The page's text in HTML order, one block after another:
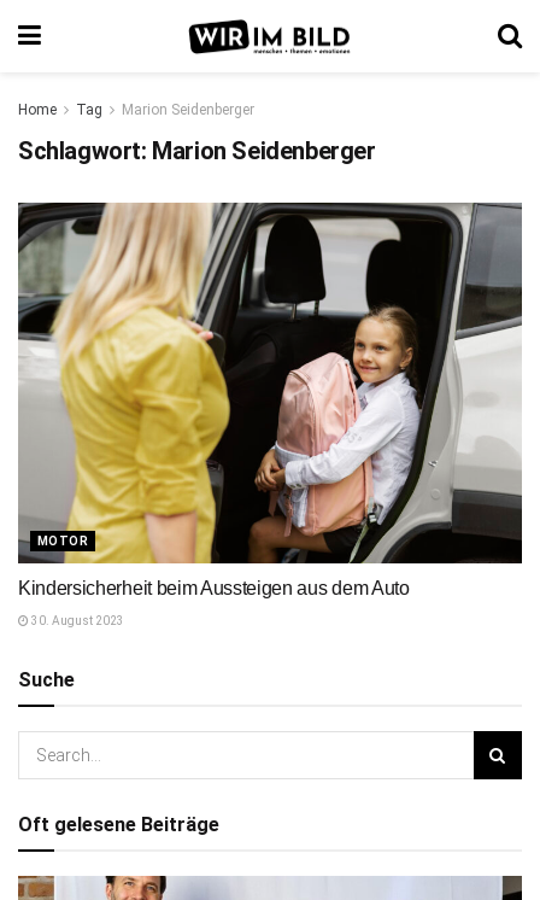
Home Tag Marion Seidenberger
Schlagwort: Marion Seidenberger
MOTOR
Kindersicherheit beim Aussteigen aus dem Auto
30. August 2023
Suche
Oft gelesene Beiträge